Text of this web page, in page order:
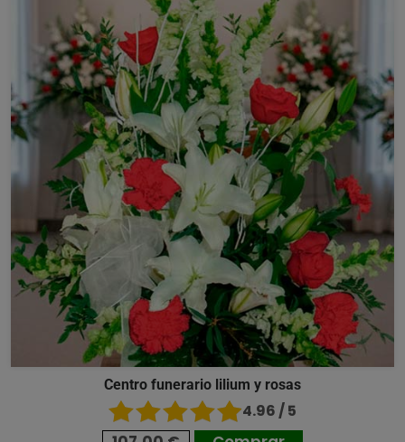
Centro funerario lilium y rosas
4.96 / 5